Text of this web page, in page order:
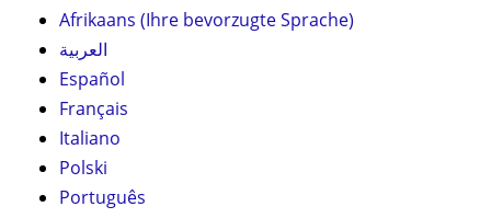
Afrikaans (Ihre bevorzugte Sprache)
العربية
Español
Français
Italiano
Polski
Português